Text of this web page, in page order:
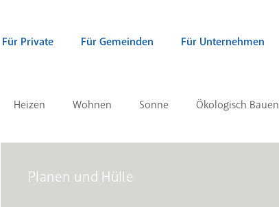
Für Private Für Gemeinden Für Unternehmen
Heizen Wohnen Sonne Ökologisch Bauen
Planen und Hülle